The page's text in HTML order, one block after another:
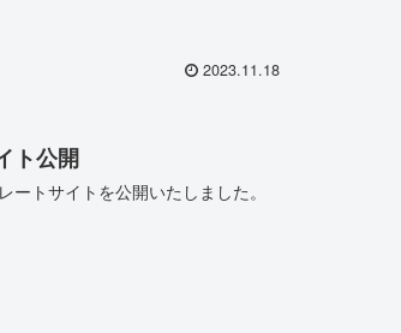
2023.11.18
ト公開
トサイトを公開いたしました。